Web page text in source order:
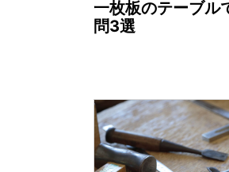
一枚板のテーブル
問3選